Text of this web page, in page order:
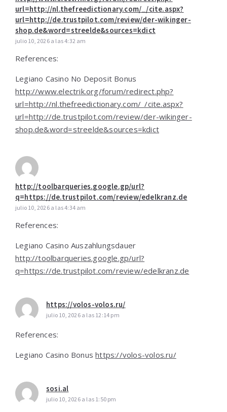
url=http://nl.thefreedictionary.com/_/cite.aspx?
url=http://de.trustpilot.com/review/der-wikinger-
shop.de&word=streelde&sources=kdict
julio 10, 2026 a las 4:32 am
References:
Legiano Casino No Deposit Bonus
http://www.electrik.org/forum/redirect.php?
url=http://nl.thefreedictionary.com/_/cite.aspx?
url=http://de.trustpilot.com/review/der-wikinger-
shop.de&word=streelde&sources=kdict
http://toolbarqueries.google.gp/url?
q=https://de.trustpilot.com/review/edelkranz.de
julio 10, 2026 a las 4:34 am
References:
Legiano Casino Auszahlungsdauer
http://toolbarqueries.google.gp/url?
q=https://de.trustpilot.com/review/edelkranz.de
https://volos-volos.ru/
julio 10, 2026 a las 12:14 pm
References:
Legiano Casino Bonushttps://volos-volos.ru/
sosi.al
julio 10, 2026 a las 1:50 pm